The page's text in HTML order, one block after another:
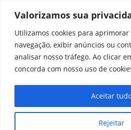
Valorizamos sua
Utilizamos cookies para
navegação, exibir anúncios ou
analisar nosso tráfego. Ao clicar
concorda com nosso uso de
Rejeitar
Aceitar
Contato Home Aviso legal
Equipe Perfil Política de